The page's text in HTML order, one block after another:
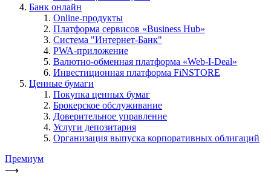
Банк онлайн
Online-продукты
Платформа сервисов «Business Hub»
Система "Интернет-Банк"
PWA-приложение
Валютно-обменная платформа «Web-I-Deal»
Инвестиционная платформа FiNSTORE
Ценные бумаги
Покупка ценных бумаг
Брокерское обслуживание
Доверительное управление
Услуги депозитария
Организация выпуска корпоративных облигаций
Премиум
⟶